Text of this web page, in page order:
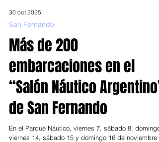
30 oct 2025
San Fernando
Más de 200
embarcaciones en el
“Salón Náutico Argentino”
de San Fernando
En el Parque Náutico, viernes 7, sábado 8, domingo
viernes 14, sábado 15 y domingo 16 de noviembre